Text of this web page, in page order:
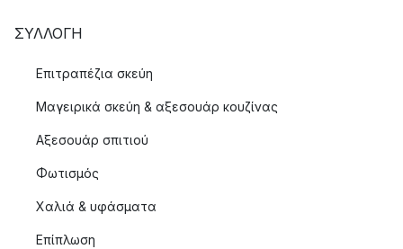
ΣΥΛΛΟΓΉ
Επιτραπέζια σκεύη
Μαγειρικά σκεύη & αξεσουάρ κουζίνας
Αξεσουάρ σπιτιού
Φωτισμός
Χαλιά & υφάσματα
Επίπλωση